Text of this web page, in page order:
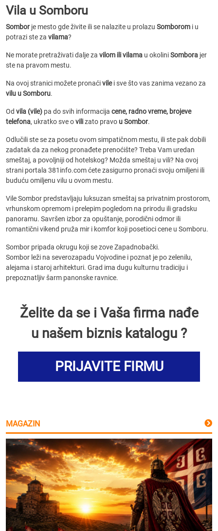
Vila u Somboru
Sombor je mesto gde živite ili se nalazite u prolazu Somborom i u
potrazi ste za vilama?
Ne morate pretraživati dalje za vilom ili vilama u okoliniSombora jer
ste na pravom mestu.
Na ovoj stranici možete pronaćivilei sve što vas zanima vezano za
vilu u Somboru.
Od vila (vile) pa do svih informacija cene, radno vreme, brojeve
telefona, ukratko sve ovilizato pravo u Sombor.
Odlučili ste se za posetu ovom simpatičnom mestu, ili ste pak dobili
zadatak da za nekog pronađete prenoćište? Treba Vam uredan
smeštaj, a povoljniji od hotelskog? Možda smeštaj u vili? Na ovoj
strani portala 381info.com ćete zasigurno pronaći svoju omiljeni ili
buduću omiljenu vilu u ovom mestu.
Vile Sombor predstavljaju luksuzan smeštaj sa privatnim prostorom,
vrhunskom opremom i prelepim pogledom na prirodu ili gradsku
panoramu. Savršen izbor za opuštanje, porodični odmor ili
romantični vikend pruža mir i komfor koji posetioci cene u Somboru.
Sombor pripada okrugu koji se zove Zapadnobački.
Sombor leži na severozapadu Vojvodine i poznat je po zelenilu,
alejama i staroj arhitekturi. Grad ima dugu kulturnu tradiciju i
prepoznatljiv šarm panonske ravnice.
Želite da se i Vaša firma nađe
u našem biznis katalogu ?
PRIJAVITE FIRMU
MAGAZIN